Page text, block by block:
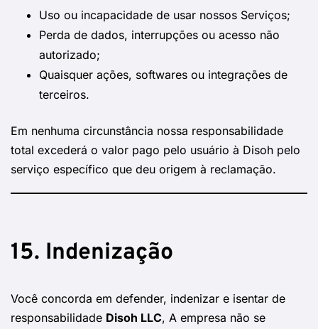
Uso ou incapacidade de usar nossos Serviços;
Perda de dados, interrupções ou acesso não
autorizado;
Quaisquer ações, softwares ou integrações de
terceiros.
Em nenhuma circunstância nossa responsabilidade
total excederá o valor pago pelo usuário à Disoh pelo
serviço específico que deu origem à reclamação.
15. Indenização
Você concorda em defender, indenizar e isentar de
responsabilidade Disoh LLC, A empresa não se